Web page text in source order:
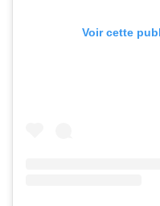
Voir cette